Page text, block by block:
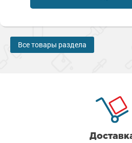
Все товары раздела